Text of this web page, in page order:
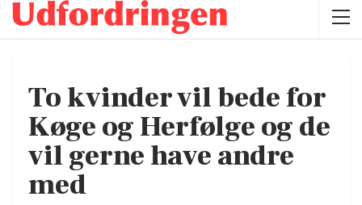
To kvinder vil bede for
Køge og Herfølge og de
vil gerne have andre
med